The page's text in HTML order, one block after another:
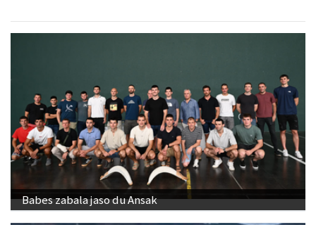
Babes zabala jaso du Ansak